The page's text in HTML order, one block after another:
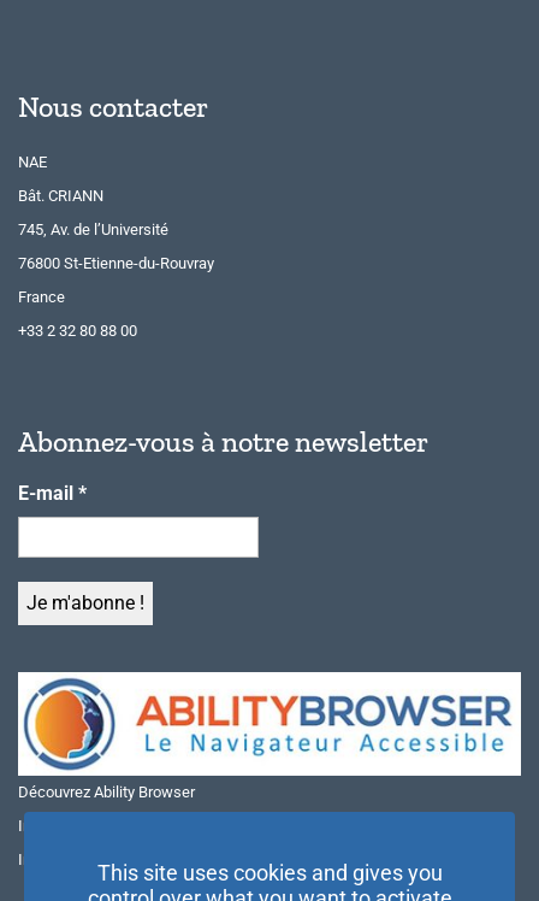
Nous contacter
NAE
Bât. CRIANN
745, Av. de l’Université
76800 St-Etienne-du-Rouvray
France
+33 2 32 80 88 00
Abonnez-vous à notre newsletter
E-mail *
Découvrez Ability Browser
Installer Ability Browser sur Windows
Installer Ability Browser sur Mac
This site uses cookies and gives you